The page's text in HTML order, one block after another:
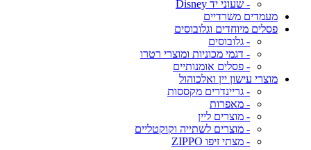
- שעוני יד Disney
מעמדים משרדיים
פסלים מיוחדים וגלובוסים
- גלובוסים
- דגמי מכוניות ומוצרי רטרו
- פסלים אומנותיים
מוצרי עישון יין ואלכוהול
- גריינדרים מקססות
- מאפרות
- מוצרים ליין
- מוצרים לשתייה וקוקטליים
- מצתי זיפו ZIPPO